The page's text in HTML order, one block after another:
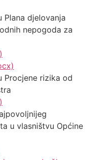
Plana djelovanja
nepogoda za
Procjene rizika od
u vlasništvu Općine